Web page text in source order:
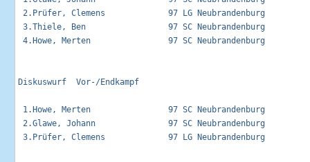
2.Prüfer, Clemens             97 LG Neubrandenburg
3.Thiele, Ben                 97 SC Neubrandenburg
4.Howe, Merten                97 SC Neubrandenburg
Diskuswurf  Vor-/Endkampf
1.Howe, Merten                97 SC Neubrandenburg
2.Glawe, Johann               97 SC Neubrandenburg
3.Prüfer, Clemens             97 LG Neubrandenburg